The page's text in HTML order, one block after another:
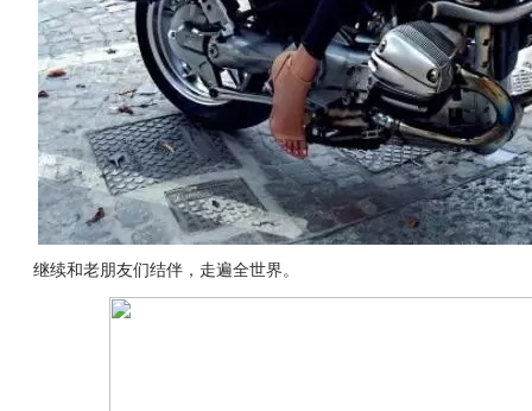
继续和老朋友们结伴，走遍全世界。